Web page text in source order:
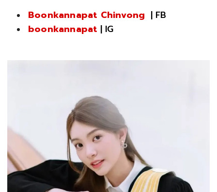
Boonkannapat Chinvong | FB
boonkannapat | IG